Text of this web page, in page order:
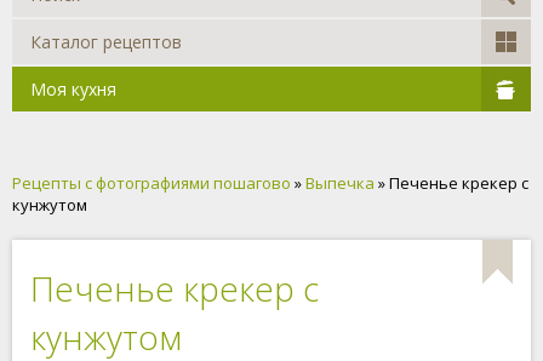
Каталог рецептов
Моя кухня
Рецепты с фотографиями пошагово »Выпечка » Печенье крекер с
кунжутом
Печенье крекер с
кунжутом